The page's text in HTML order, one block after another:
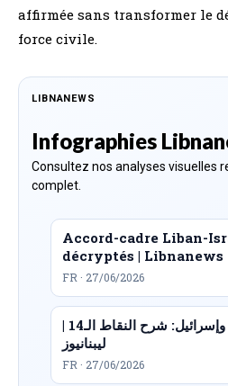
affirmée sans transformer le
force civile.
LIBNANEWS
Infographies
Consultez nos analyses visuelles
complet.
Accord-cadre Liban-
décryptés | Libnanews
FR · 27/06/2026
الاتفاق الإطار بين لبنان وإسرائيل: شرح النقاط الـ14 |
ليبنانيوز
FR · 27/06/2026